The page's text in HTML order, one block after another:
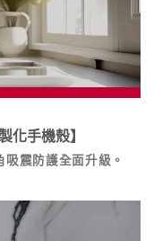
化手機殼】
震防護全面升級。